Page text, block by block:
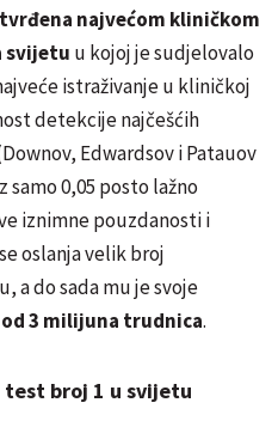
najvećom kliničkom
svijetu u kojoj je sudjelovalo
istraživanje u kliničkoj
detekcije najčešćih
Edwardsov i Patauov
samo 0,05 posto lažno
iznimne pouzdanosti i
oslanja velik broj
a do sada mu je svoje
3 milijuna trudnica.
broj 1 u svijetu